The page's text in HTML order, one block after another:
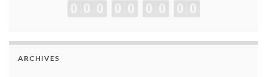
ARCHIVES